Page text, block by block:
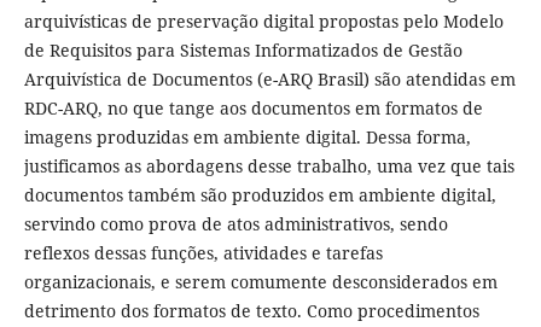
arquivísticas de preservação digital propostas pelo Modelo
de Requisitos para Sistemas Informatizados de Gestão
Arquivística de Documentos (e-ARQ Brasil) são atendidas em
RDC-ARQ, no que tange aos documentos em formatos de
imagens produzidas em ambiente digital. Dessa forma,
justificamos as abordagens desse trabalho, uma vez que tais
documentos também são produzidos em ambiente digital,
servindo como prova de atos administrativos, sendo
reflexos dessas funções, atividades e tarefas
organizacionais, e serem comumente desconsiderados em
detrimento dos formatos de texto. Como procedimentos